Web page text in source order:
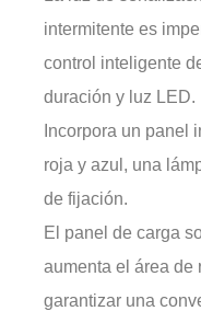
intermitente es
control inteligente
duración y luz LED.
Incorpora un panel
roja y azul, una
de fijación.
El panel de carga
aumenta el área de
garantizar una